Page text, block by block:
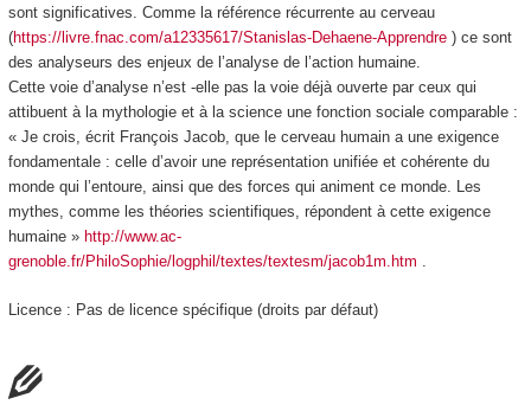
sont significatives. Comme la référence récurrente au cerveau
(https://livre.fnac.com/a12335617/Stanislas-Dehaene-Apprendre) ce sont
des analyseurs des enjeux de l’analyse de l’action humaine.
Cette voie d’analyse n’est -elle pas la voie déjà ouverte par ceux qui
attibuent à la mythologie et à la science une fonction sociale comparable :
« Je crois, écrit François Jacob, que le cerveau humain a une exigence
fondamentale : celle d’avoir une représentation unifiée et cohérente du
monde qui l’entoure, ainsi que des forces qui animent ce monde. Les
mythes, comme les théories scientifiques, répondent à cette exigence
humaine » http://www.ac-
grenoble.fr/PhiloSophie/logphil/textes/textesm/jacob1m.htm .
Licence : Pas de licence spécifique (droits par défaut)